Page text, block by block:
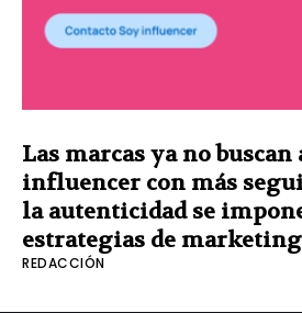
Las marcas ya no buscan
influencer con más
la autenticidad se
estrategias de marketing
REDACCIÓN